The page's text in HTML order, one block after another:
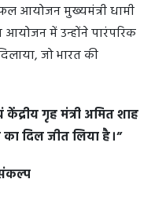
आयोजन मुख्यमंत्री धामी
में उन्होंने पारंपरिक
जो भारत की
गृह मंत्री अमित शाह
दिल जीत लिया है।”